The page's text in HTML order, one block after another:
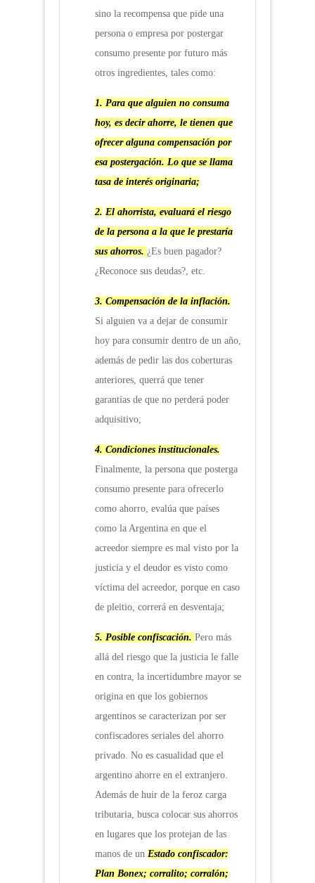
sino la recompensa que pide una
persona o empresa por postergar
consumo presente por futuro más
otros ingredientes, tales como:
1. Para que alguien no consuma
hoy, es decir ahorre, le tienen que
ofrecer alguna compensación por
esa postergación. Lo que se llama
tasa de interés originaria;
2. El ahorrista, evaluará el riesgo
de la persona a la que le prestaría
sus ahorros. ¿Es buen pagador?
¿Reconoce sus deudas?, etc.
3. Compensación de la inflación.
Si alguien va a dejar de consumir
hoy para consumir dentro de un año,
además de pedir las dos coberturas
anteriores, querrá que tener
garantías de que no perderá poder
adquisitivo;
4. Condiciones institucionales.
Finalmente, la persona que posterga
consumo presente para ofrecerlo
como ahorro, evalúa que países
como la Argentina en que el
acreedor siempre es mal visto por la
justicia y el deudor es visto como
víctima del acreedor, porque en caso
de pleitio, correrá en desventaja;
5. Posible confiscación. Pero más
allá del riesgo que la justicia le falle
en contra, la incertidumbre mayor se
origina en que los gobiernos
argentinos se caracterizan por ser
confiscadores seriales del ahorro
privado. No es casualidad que el
argentino ahorre en el extranjero.
Además de huir de la feroz carga
tributaria, busca colocar sus ahorros
en lugares que los protejan de las
manos de un Estado confiscador:
Plan Bonex; corralito; corralón;